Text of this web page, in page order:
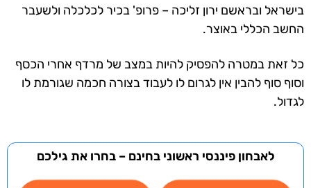
בישראל ובראשם ירון זליכה – פרופ' בכיר לכלכלה ולשעבר
החשב הכללי באוצר.
כל זאת במטרה להפסיק להיות במצב של מרדף אחרי הכסף
וסוף סוף להבין אין לגרום לו לעבוד בצורה חכמה שגורמת לו
לגדול.
לאבחון פיננסי ראשוני בחינם – בחרו את גילכם